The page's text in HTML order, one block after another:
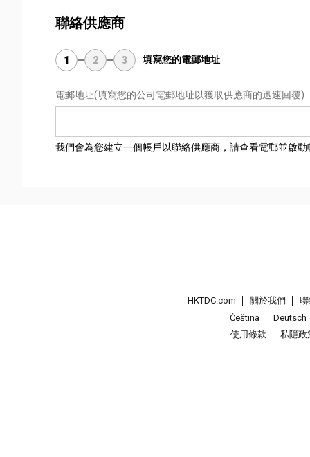
聯絡供應商
1 2 3 填寫您的電郵地址
電郵地址(填寫您的公司電郵地址以獲取供應商的迅速回覆)
我們會為您建立一個帳戶以聯絡供應商，請查看電郵並啟動
HKTDC.com 關於我們
Čeština
Deutsch
使用條款
私隱政